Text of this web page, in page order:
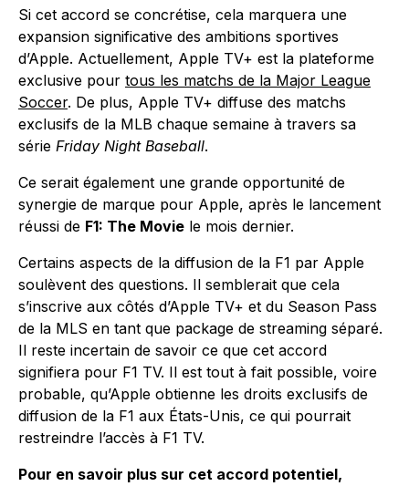
Si cet accord se concrétise, cela marquera une
expansion significative des ambitions sportives
d’Apple. Actuellement, Apple TV+ est la plateforme
exclusive pour tous les matchs de la Major League
Soccer. De plus, Apple TV+ diffuse des matchs
exclusifs de la MLB chaque semaine à travers sa
série Friday Night Baseball.
Ce serait également une grande opportunité de
synergie de marque pour Apple, après le lancement
réussi de F1: The Movie le mois dernier.
Certains aspects de la diffusion de la F1 par Apple
soulèvent des questions. Il semblerait que cela
s’inscrive aux côtés d’Apple TV+ et du Season Pass
de la MLS en tant que package de streaming séparé.
Il reste incertain de savoir ce que cet accord
signifiera pour F1 TV. Il est tout à fait possible, voire
probable, qu’Apple obtienne les droits exclusifs de
diffusion de la F1 aux États-Unis, ce qui pourrait
restreindre l’accès à F1 TV.
Pour en savoir plus sur cet accord potentiel,